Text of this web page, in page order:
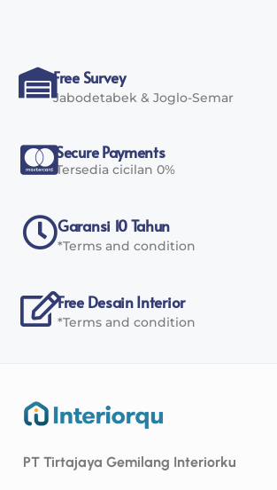
Free Survey
Jabodetabek & Joglo-Semar
Secure Payments
Tersedia cicilan 0%
Garansi 10 Tahun
*Terms and condition
Free Desain Interior
*Terms and condition
PT Tirtajaya Gemilang Interiorku